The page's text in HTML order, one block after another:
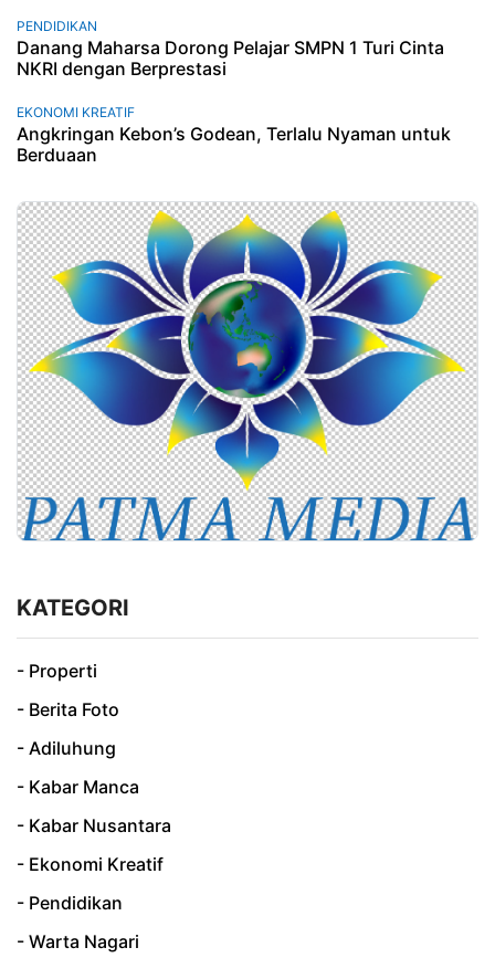
PENDIDIKAN
Danang Maharsa Dorong Pelajar SMPN 1 Turi Cinta
NKRI dengan Berprestasi
EKONOMI KREATIF
Angkringan Kebon’s Godean, Terlalu Nyaman untuk
Berduaan
KATEGORI
- Properti
- Berita Foto
- Adiluhung
- Kabar Manca
- Kabar Nusantara
- Ekonomi Kreatif
- Pendidikan
- Warta Nagari